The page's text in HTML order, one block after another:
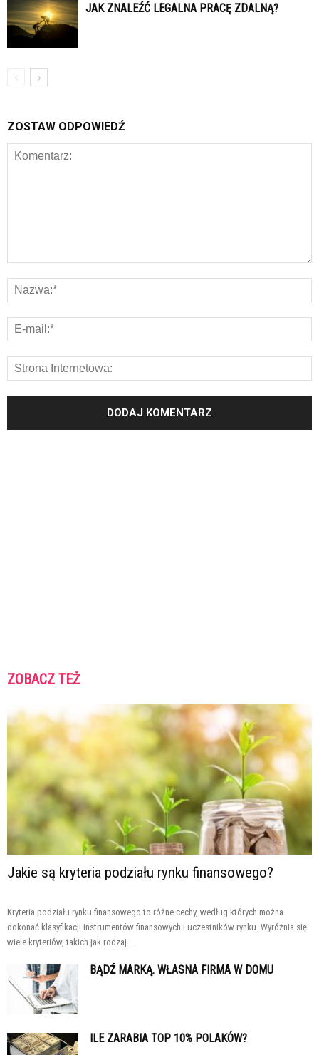
JAK ZNALEŹĆ LEGALNA PRACĘ ZDALNĄ?
ZOSTAW ODPOWIEDŹ
ZOBACZ TEŻ
Jakie są kryteria podziału rynku finansowego?
Kryteria podziału rynku finansowego to różne cechy, według których można
dokonać klasyfikacji instrumentów finansowych i uczestników rynku. Wyróżnia się
wiele kryteriów, takich jak rodzaj...
BĄDŹ MARKĄ. WŁASNA FIRMA W DOMU
ILE ZARABIA TOP 10% POLAKÓW?